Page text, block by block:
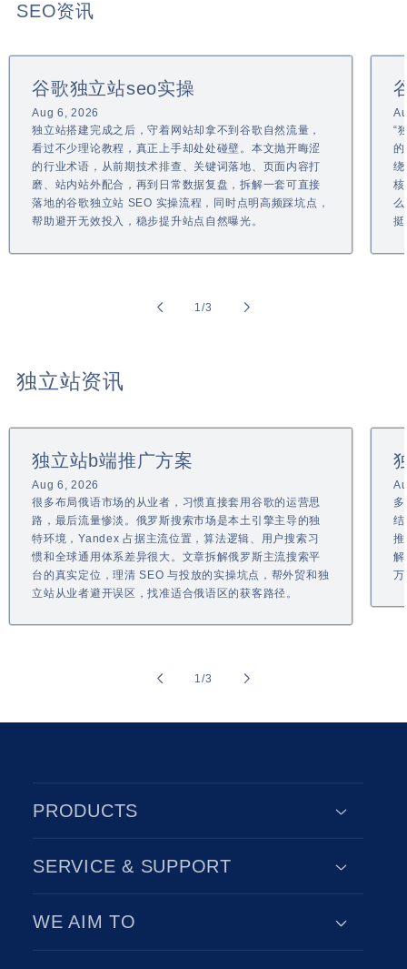
SEO资讯
谷歌独立站seo实操
Aug 6, 2026
独立站搭建完成之后，守着网站却拿不到谷歌自然流量，
看过不少理论教程，真正上手却处处碰壁。本文抛开晦涩
的行业术语，从前期技术排查、关键词落地、页面内容打
磨、站内站外配合，再到日常数据复盘，拆解一套可直接
落地的谷歌独立站 SEO 实操流程，同时点明高频踩坑点，
帮助避开无效投入，稳步提升站点自然曝光。
“
的
绕
么
挺
1/of
3
独立站资讯
独立站b端推广方案
Aug 6, 2026
很多布局俄语市场的从业者，习惯直接套用谷歌的运营思
路，最后流量惨淡。俄罗斯搜索市场是本土引擎主导的独
特环境，Yandex 占据主流位置，算法逻辑、用户搜索习
惯和全球通用体系差异很大。文章拆解俄罗斯主流搜索平
台的真实定位，理清 SEO 与投放的实操坑点，帮外贸和独
立站从业者避开误区，找准适合俄语区的获客路径。
结
推
1/of
3
PRODUCTS
SERVICE & SUPPORT
WE AIM TO